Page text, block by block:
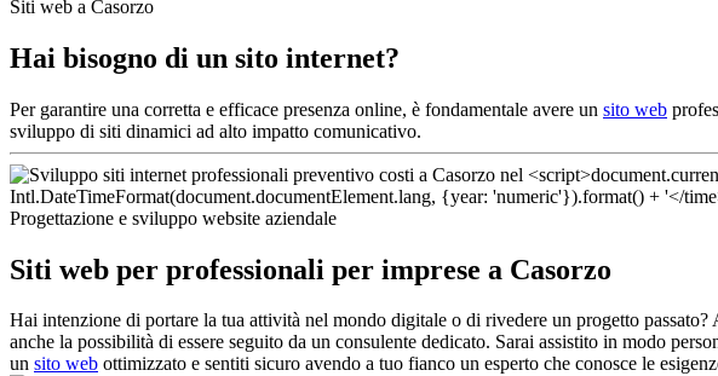
Siti web a Casorzo
Hai bisogno di un sito internet?
Per garantire una corretta e efficace presenza online, è fondamentale avere un sito web
sviluppo di siti dinamici ad alto impatto comunicativo.
Progettazione e sviluppo website aziendale
Siti web per professionali per imprese a Casorzo
Hai intenzione di portare la tua attività nel mondo digitale o di rivedere un progetto
anche la possibilità di essere seguito da un consulente dedicato. Sarai assistito in modo
un sito web ottimizzato e sentiti sicuro avendo a tuo fianco un esperto che conosce le